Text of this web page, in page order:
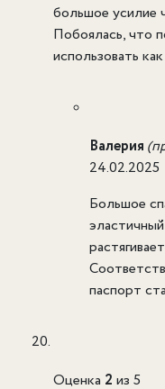
большое усилие
Побоялась, что
использовать
Валерия
24.02.2025
Большое
паспорт
Оценка 2 из 5